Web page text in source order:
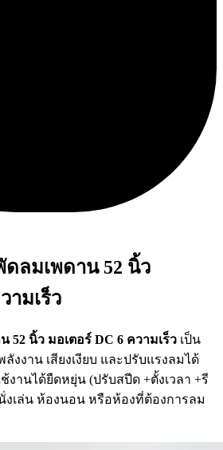
ดลมเพดาน 52 นิ้ว
ามเร็ว
52 นิ้ว มอเตอร์ DC 6 ความเร็ว เป็น
งงาน เสียงเงียบ และปรับแรงลมได้
งานได้ยืดหยุ่น (ปรับสปีด +ตั้งเวลา +รี
งเล่น ห้องนอน หรือห้องที่ต้องการลม